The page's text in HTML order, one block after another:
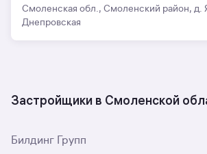
Смоленская обл., Смоленский район, д.
Днепровская
Застройщики в Смоленской
Билдинг Групп